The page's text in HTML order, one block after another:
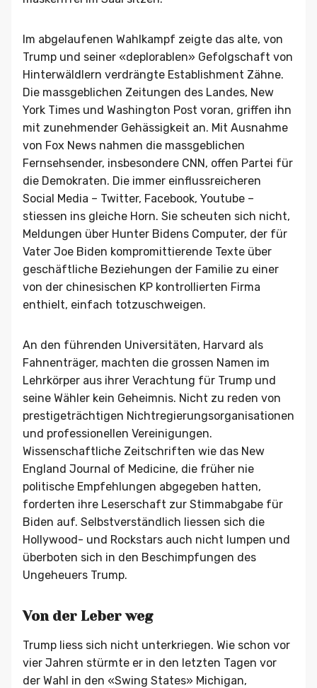
Im abgelaufenen Wahlkampf zeigte das alte, von
Trump und seiner «deplorablen» Gefolgschaft von
Hinterwäldlern verdrängte Establishment Zähne.
Die massgeblichen Zeitungen des Landes, New
York Times und Washington Post voran, griffen ihn
mit zunehmender Gehässigkeit an. Mit Ausnahme
von Fox News nahmen die massgeblichen
Fernsehsender, insbesondere CNN, offen Partei für
die Demokraten. Die immer einflussreicheren
Social Media – Twitter, Facebook, Youtube –
stiessen ins gleiche Horn. Sie scheuten sich nicht,
Meldungen über Hunter Bidens Computer, der für
Vater Joe Biden kompromittierende Texte über
geschäftliche Beziehungen der Familie zu einer
von der chinesischen KP kontrollierten Firma
enthielt, einfach totzuschweigen.
An den führenden Universitäten, Harvard als
Fahnenträger, machten die grossen Namen im
Lehrkörper aus ihrer Verachtung für Trump und
seine Wähler kein Geheimnis. Nicht zu reden von
prestigeträchtigen Nichtregierungsorganisationen
und professionellen Vereinigungen.
Wissenschaftliche Zeitschriften wie das New
England Journal of Medicine, die früher nie
politische Empfehlungen abgegeben hatten,
forderten ihre Leserschaft zur Stimmabgabe für
Biden auf. Selbstverständlich liessen sich die
Hollywood- und Rockstars auch nicht lumpen und
überboten sich in den Beschimpfungen des
Ungeheuers Trump.
Von der Leber weg
Trump liess sich nicht unterkriegen. Wie schon vor
vier Jahren stürmte er in den letzten Tagen vor
der Wahl in den «Swing States» Michigan,